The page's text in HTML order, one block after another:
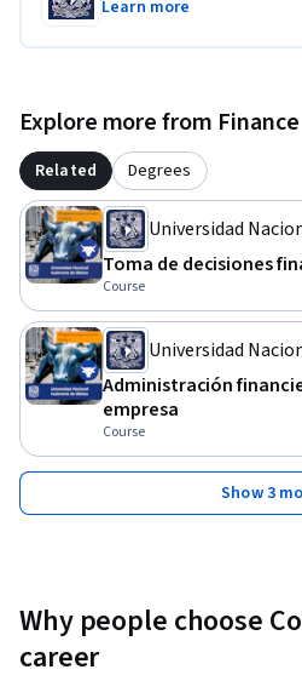
Learn more
Explore more from Finance
Related Degrees
Universidad
Toma de decisiones
Course
Universidad
Administración
empresa
Course
Show 3
Why people choose
career